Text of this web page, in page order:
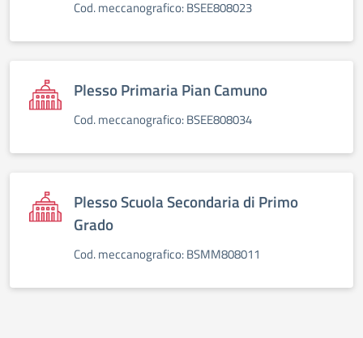
Cod. meccanografico: BSEE808023
Plesso Primaria Pian Camuno
Cod. meccanografico: BSEE808034
Plesso Scuola Secondaria di Primo
Grado
Cod. meccanografico: BSMM808011